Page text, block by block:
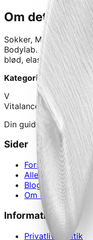
Om dette
Sokker, M (str. 39-42)
Bodylab. Vores
blød, elastisk
Kategori:
Tøj &
V
Vitalance
Din guide til at finde
Sider
Forside
Alle produkter
Blog
Om os
Information
Privatlivspolitik